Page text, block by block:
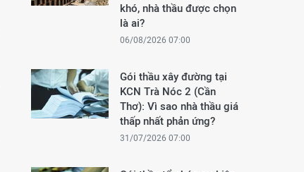
khó, nhà thầu được chọn
là ai?
06/08/2026 07:00
Gói thầu xây đường tại
KCN Trà Nóc 2 (Cần
Thơ): Vì sao nhà thầu giá
thấp nhất phản ứng?
31/07/2026 07:00